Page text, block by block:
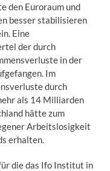
den Euroraum und
besser stabilisieren
Eine
der durch
in der
Im
durch
als 14 Milliarden
hätte zum
Arbeitslosigkeit
erhalten.
die das Ifo Institut in